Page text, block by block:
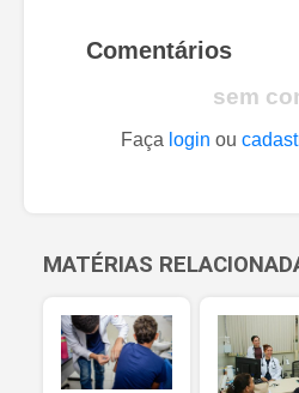
Comentários
sem
Faça login ou
MATÉRIAS